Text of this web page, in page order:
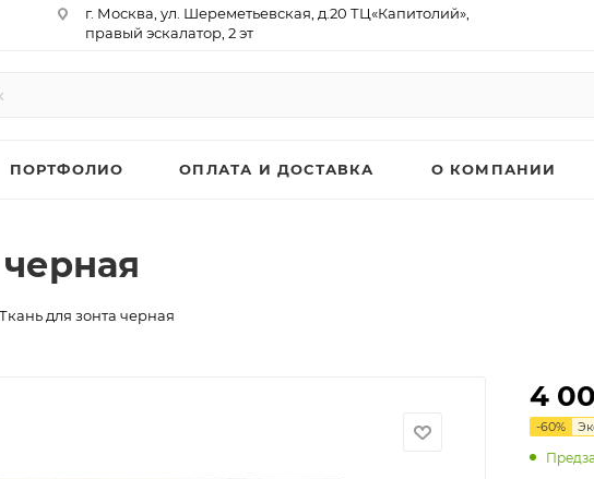
г. Москва, ул. Шереметьевская, д.20 ТЦ«Капитолий»,
правый эскалатор, 2 эт
р/сч 40702810410000761715
ПОРТФОЛИО ОПЛАТА И ДОСТАВКА О КОМПАНИИ
для зонта черная
4
-60%